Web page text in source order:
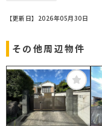
【更新日】2026年05月30日
その他周辺物件